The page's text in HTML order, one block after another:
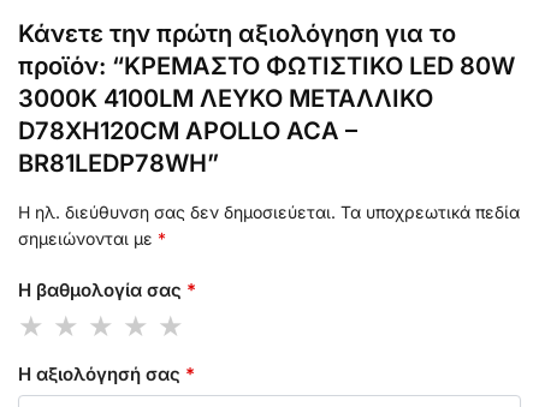
Κάνετε την πρώτη αξιολόγηση για το
προϊόν: “ΚΡΕΜΑΣΤΟ ΦΩΤΙΣΤΙΚΟ LED 80W
3000K 4100LM ΛΕΥΚΟ ΜΕΤΑΛΛΙΚΟ
D78XH120CM APOLLO ACA –
BR81LEDP78WH”
Η ηλ. διεύθυνση σας δεν δημοσιεύεται. Τα υποχρεωτικά πεδία
σημειώνονται με *
Η βαθμολογία σας *
Η αξιολόγησή σας *